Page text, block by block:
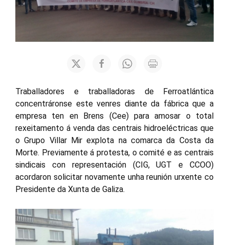
Traballadores e traballadoras de Ferroatlántica
concentráronse este venres diante da fábrica que a
empresa ten en Brens (Cee) para amosar o total
rexeitamento á venda das centrais hidroeléctricas que
o Grupo Villar Mir explota na comarca da Costa da
Morte. Previamente á protesta, o comité e as centrais
sindicais con representación (CIG, UGT e CCOO)
acordaron solicitar novamente unha reunión urxente co
Presidente da Xunta de Galiza.